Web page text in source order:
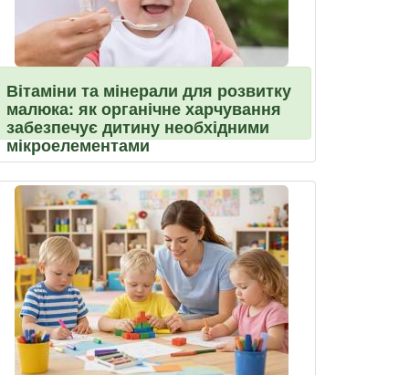
Вітаміни та мінерали для розвитку
малюка: як органічне харчування
забезпечує дитину необхідними
мікроелементами